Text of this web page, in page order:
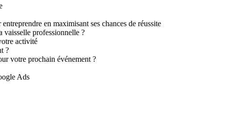
en maximisant ses chances de réussite
vaisselle professionnelle ?
activité
?
votre prochain événement ?
Ads